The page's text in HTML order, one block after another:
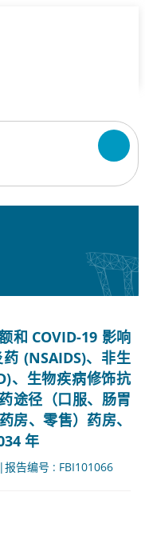
和 COVID-19 影响
(NSAIDS)、非生
、生物疾病修饰抗
途径（口服、肠胃
房、零售）药房、
年
告编号 : FBI101066